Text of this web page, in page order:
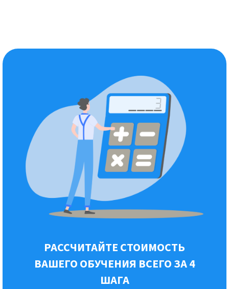
РАССЧИТАЙТЕ СТОИМОСТЬ
ВАШЕГО ОБУЧЕНИЯ ВСЕГО ЗА 4
ШАГА